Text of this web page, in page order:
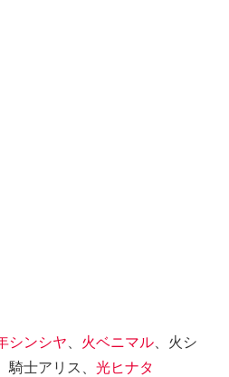
シンシヤ 火ベニマル 、火シ
、騎士アリス、光ヒナタ